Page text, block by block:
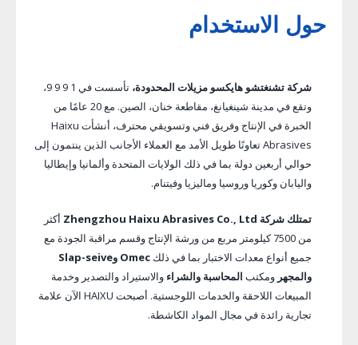
حول الاستخدام
شركة تشنغتشو هايكسو مزيلات المحدودة،
تأسست في 1 9 9 9،
وتقع في مدينة شينغيانغ، مقاطعة خنان، الصين. مع 20 عامًا من
الخبرة في الإنتاج وفريق فني وتسويقي محترف، أنشأت Haixu
Abrasives تعاونًا طويل الأمد مع العملاء الأجانب الذين ينتمون إلى
حوالي أربعين دولة بما في ذلك الولايات المتحدة وألمانيا وإيطاليا
واليابان وكوريا وروسيا وماليزيا وفيتنام.
تمتلك شركة Zhengzhou Haixu Abrasives Co., Ltd
أكثر
من 7500 كيلومتر مربع من ورشة الإنتاج وقسم مراقبة الجودة مع
جميع أنواع معدات الاختبار بما في ذلك
Omec وSlap-seive
والمجهر ومكتب المحاسبة والشراء والاستيراد والتصدير وخدمة
المبيعات اللاحقة والخدمات اللوجستية. أصبحت HAIXU الآن علامة
تجارية رائدة في مجال المواد الكاشطة.